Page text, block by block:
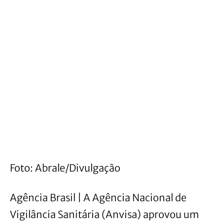
Foto: Abrale/Divulgação
Agência Brasil | A Agência Nacional de
Vigilância Sanitária (Anvisa) aprovou um